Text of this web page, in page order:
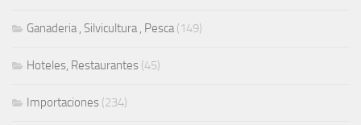
Ganaderia , Silvicultura , Pesca(149)
Hoteles, Restaurantes (45)
Importaciones (234)